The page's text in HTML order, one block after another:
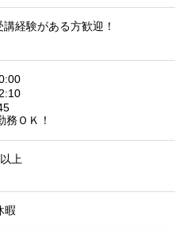
経験がある方歓迎！
ＯＫ！
上
暇